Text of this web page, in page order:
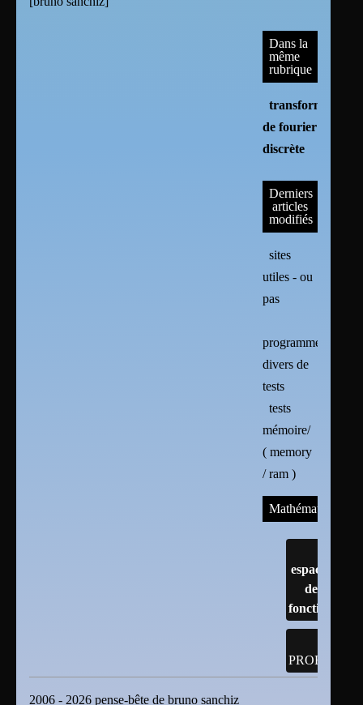
Dans la
même
rubrique
transformée
de fourier
discrète
Derniers
articles
modifiés
sites
utiles - ou
pas
programmes
divers de
tests
tests
mémoire/
( memory
/ ram )
Mathématiques
espaces
de
fonction
2006 - 2026 pense-bête de bruno sanchiz